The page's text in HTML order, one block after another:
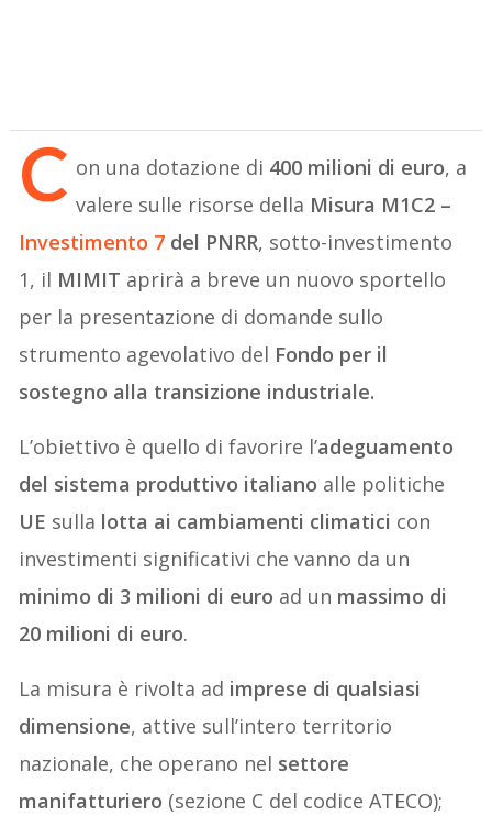
C on una dotazione di 400 milioni di euro, a
valere sulle risorse della Misura M1C2 –
Investimento 7 del PNRR, sotto-investimento
1, il MIMIT aprirà a breve un nuovo sportello
per la presentazione di domande sullo
strumento agevolativo del Fondo per il
sostegno alla transizione industriale.
L’obiettivo è quello di favorire l’adeguamento
del sistema produttivo italiano alle politiche
UE sulla lotta ai cambiamenti climatici con
investimenti significativi che vanno da un
minimo di 3 milioni di euro ad un massimo di
20 milioni di euro.
La misura è rivolta ad imprese di qualsiasi
dimensione, attive sull’intero territorio
nazionale, che operano nel settore
manifatturiero (sezione C del codice ATECO);